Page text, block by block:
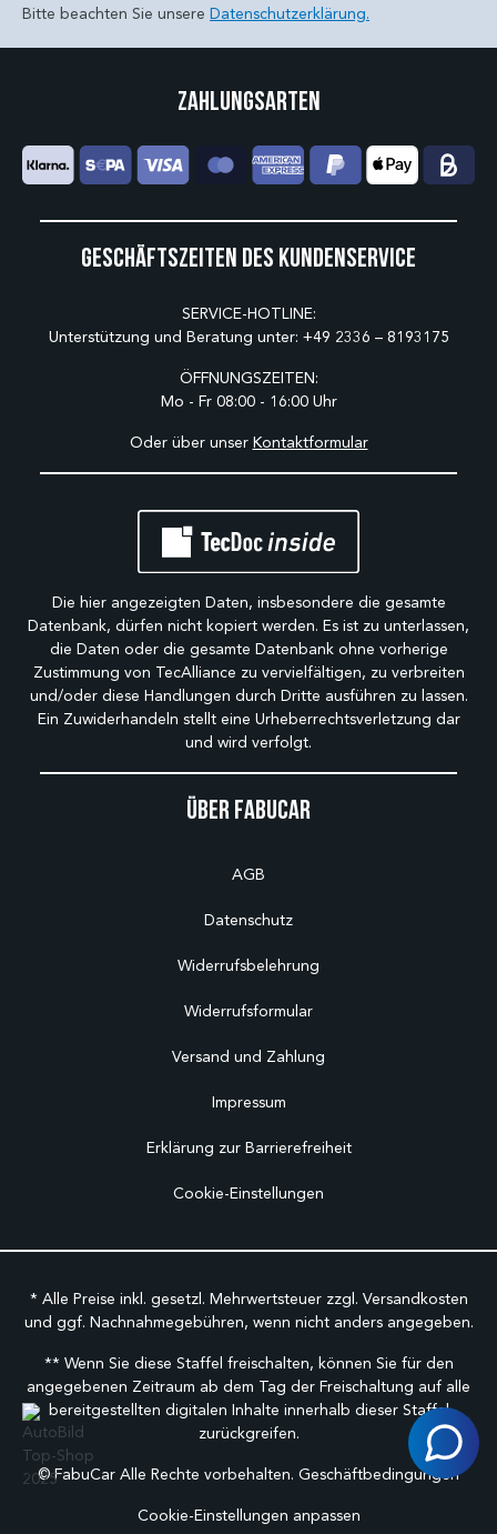
Bitte beachten Sie unsere Datenschutzerklärung.
Über Fabucar
AGB
Datenschutz
Widerrufsbelehrung
Widerrufsformular
Versand und Zahlung
Impressum
Erklärung zur Barrierefreiheit
Cookie-Einstellungen
Geschäftszeiten des Kundenservice
SERVICE-HOTLINE:
Unterstützung und Beratung unter: +49 2336 – 8193175
ÖFFNUNGSZEITEN:
Mo - Fr 08:00 - 16:00 Uhr
Oder über unser Kontaktformular
Zahlungsarten
Die hier angezeigten Daten, insbesondere die gesamte
Datenbank, dürfen nicht kopiert werden. Es ist zu unterlassen,
die Daten oder die gesamte Datenbank ohne vorherige
Zustimmung von TecAlliance zu vervielfältigen, zu verbreiten
und/oder diese Handlungen durch Dritte ausführen zu lassen.
Ein Zuwiderhandeln stellt eine Urheberrechtsverletzung dar
und wird verfolgt.
* Alle Preise inkl. gesetzl. Mehrwertsteuer zzgl. Versandkosten
und ggf. Nachnahmegebühren, wenn nicht anders angegeben.
** Wenn Sie diese Staffel freischalten, können Sie für den
angegebenen Zeitraum ab dem Tag der Freischaltung auf alle
bereitgestellten digitalen Inhalte innerhalb dieser Staffel
zurückgreifen.
©FabuCar Alle Rechte vorbehalten. Geschäftbedingungen
Cookie-Einstellungen anpassen